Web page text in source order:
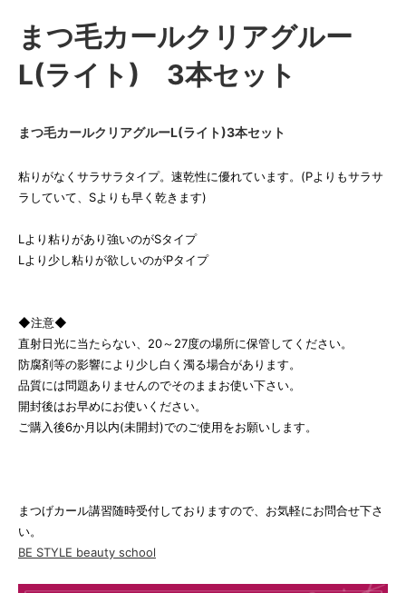
まつ毛カールクリアグルー
L(ライト) 3本セット
まつ毛カールクリアグルーL(ライト)3本セット
粘りがなくサラサラタイプ。速乾性に優れています。(Pよりもサラサ
ラしていて、Sよりも早く乾きます)
Lより粘りがあり強いのがSタイプ
Lより少し粘りが欲しいのがPタイプ
◆注意◆
直射日光に当たらない、20～27度の場所に保管してください。
防腐剤等の影響により少し白く濁る場合があります。
品質には問題ありませんのでそのままお使い下さい。
開封後はお早めにお使いください。
ご購入後6か月以内(未開封)でのご使用をお願いします。
まつげカール講習随時受付しておりますので、お気軽にお問合せ下さ
い。
BE STYLE beauty school